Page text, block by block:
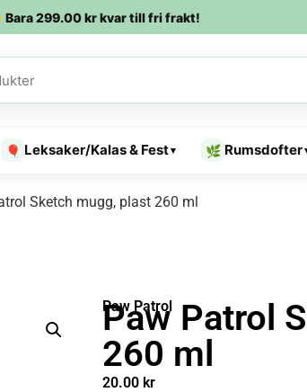
Bara299.00krkvar till fri frakt!
🎈 Leksaker/Kalas & Fest▾ 🌿 Rumsdofter
Sketch mugg, plast 260 ml
Paw Patrol
Paw Patrol
260 ml
20.00 kr